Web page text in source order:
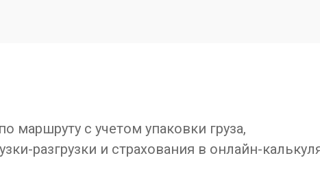
маршруту с учетом упаковки груза,
разгрузки и страхования в онлайн-